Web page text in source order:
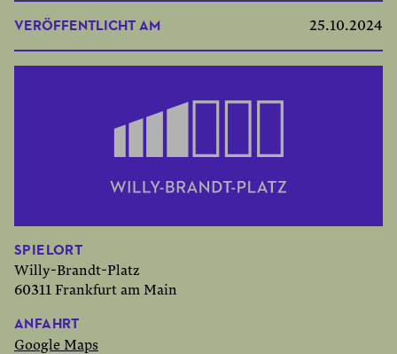
VERÖFFENTLICHT AM 25.10.2024
SPIELORT
Willy-Brandt-Platz
60311 Frankfurt am Main
ANFAHRT
Google Maps